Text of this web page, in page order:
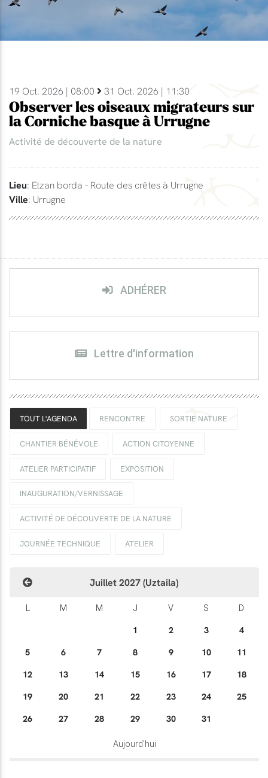
19 Oct. 2026 | 08:00 31 Oct. 2026 | 11:30
Observer les oiseaux migrateurs sur
la Corniche basque à Urrugne
Activité de découverte de la nature
Lieu: Etzan borda - Route des crêtes à Urrugne
Ville: Urrugne
ADHÉRER
Lettre d'information
TOUT L'AGENDA RENCONTRE SORTIE NATURE
CHANTIER BÉNÉVOLE ACTION CITOYENNE
ATELIER PARTICIPATIF EXPOSITION
INAUGURATION/VERNISSAGE
ACTIVITÉ DE DÉCOUVERTE DE LA NATURE
JOURNÉE TECHNIQUE ATELIER
Juillet 2027 (Uztaila)
L M M J V S D
1 2 3 4
5 6 7 8 9 10 11
12 13 14 15 16 17 18
19 20 21 22 23 24 25
26 27 28 29 30 31
Aujourd'hui